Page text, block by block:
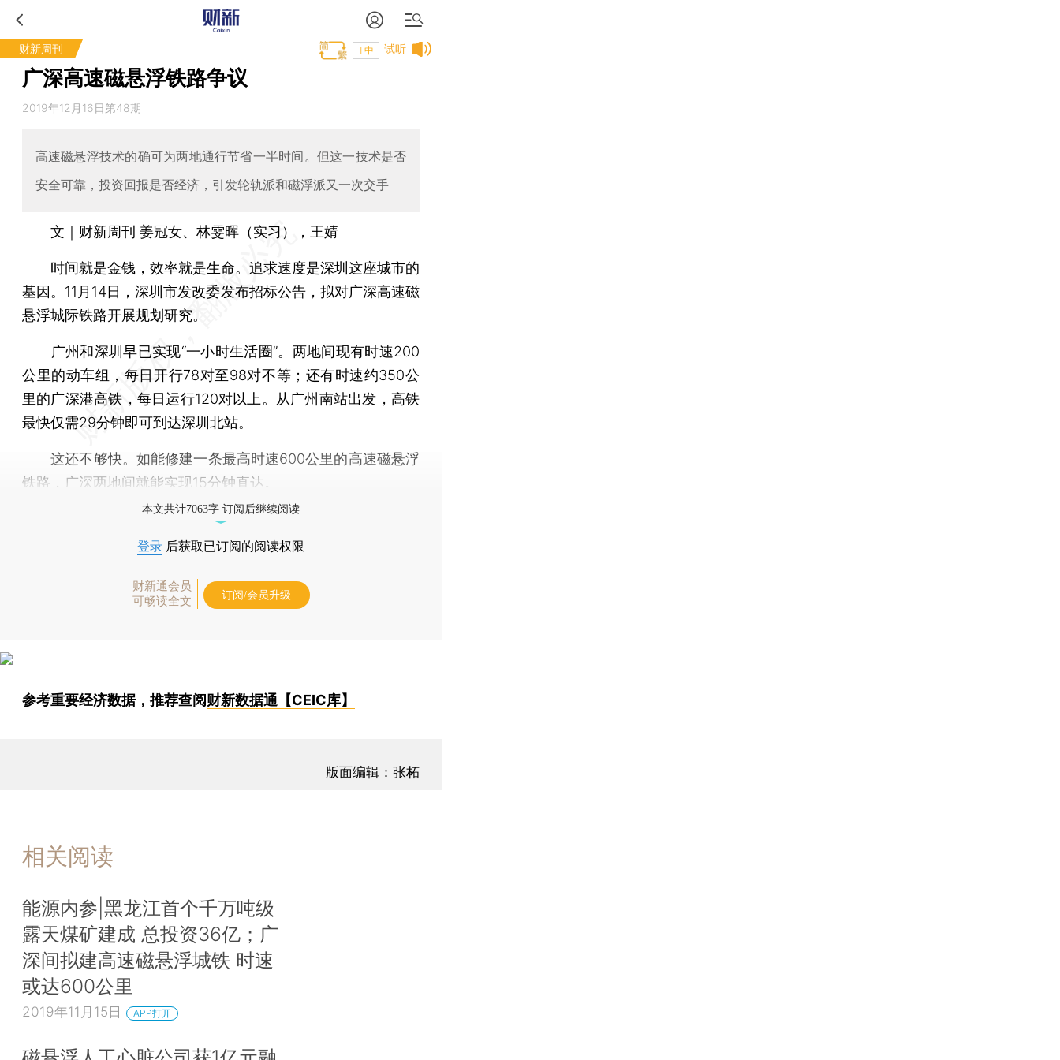
财新周刊 试听
T中
广深高速磁悬浮铁路争议
2019年12月16日第48期
高速磁悬浮技术的确可为两地通行节省一半时间。但这一技术是否
安全可靠，投资回报是否经济，引发轮轨派和磁浮派又一次交手
文｜财新周刊 姜冠女、林雯晖（实习），王婧
时间就是金钱，效率就是生命。追求速度是深圳这座城市的
基因。11月14日，深圳市发改委发布招标公告，拟对广深高速磁
悬浮城际铁路开展规划研究。
广州和深圳早已实现“一小时生活圈”。两地间现有时速200
公里的动车组，每日开行78对至98对不等；还有时速约350公
里的广深港高铁，每日运行120对以上。从广州南站出发，高铁
最快仅需29分钟即可到达深圳北站。
这还不够快。如能修建一条最高时速600公里的高速磁悬浮
铁路，广深两地间就能实现15分钟直达。
本文共计7063字 订阅后继续阅读
登录 后获取已订阅的阅读权限
财新通会员
可畅读全文
订阅/会员升级
参考重要经济数据，推荐查阅财新数据通【CEIC库】
版面编辑：张柘
相关阅读
能源内参|黑龙江首个千万吨级
露天煤矿建成 总投资36亿；广
深间拟建高速磁悬浮城铁 时速
或达600公里
2019年11月15日 APP打开